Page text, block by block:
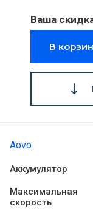
Ваша
В
Aovo
Аккумулятор
Максимальная
скорость